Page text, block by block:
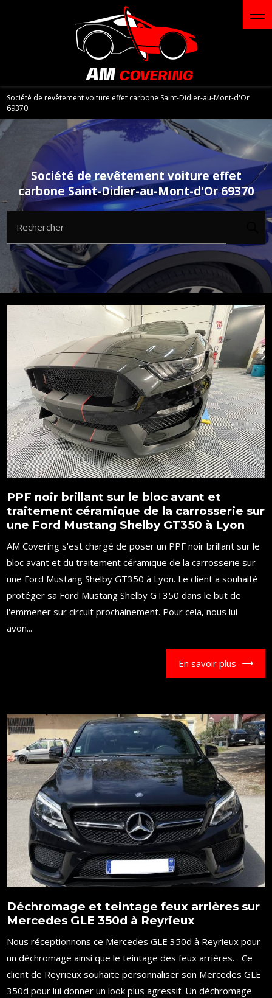
Société de revêtement voiture effet carbone Saint-Didier-au-Mont-d'Or
69370
Société de revêtement voiture effet
carbone Saint-Didier-au-Mont-d'Or 69370
Rechercher
PPF noir brillant sur le bloc avant et
traitement céramique de la carrosserie sur
une Ford Mustang Shelby GT350 à Lyon
AM Covering s'est chargé de poser un PPF noir brillant sur le
bloc avant et du traitement céramique de la carrosserie sur
une Ford Mustang Shelby GT350 à Lyon. Le client a souhaité
protéger sa Ford Mustang Shelby GT350 dans le but de
l'emmener sur circuit prochainement. Pour cela, nous lui
avon...
En savoir plus
Déchromage et teintage feux arrières sur
Mercedes GLE 350d à Reyrieux
Nous réceptionnons ce Mercedes GLE 350d à Reyrieux pour
un déchromage ainsi que le teintage des feux arrières. Ce
client de Reyrieux souhaite personnaliser son Mercedes GLE
350d pour lui donner un look plus agressif. Un déchromage
Panneau de gestion des cookies